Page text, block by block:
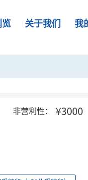
览 关于我们 我
非营利性： ¥3000